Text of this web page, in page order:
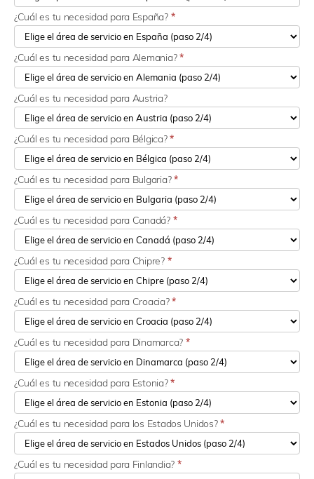
¿Cuál es tu necesidad para España? *
¿Cuál es tu necesidad para Alemania?*
¿Cuál es tu necesidad para Austria?
¿Cuál es tu necesidad para Bélgica?*
¿Cuál es tu necesidad para Bulgaria?*
¿Cuál es tu necesidad para Canadá? *
¿Cuál es tu necesidad para Chipre? *
¿Cuál es tu necesidad para Croacia?*
¿Cuál es tu necesidad para Dinamarca? *
¿Cuál es tu necesidad para Estonia?*
¿Cuál es tu necesidad para los Estados Unidos?*
¿Cuál es tu necesidad para Finlandia? *